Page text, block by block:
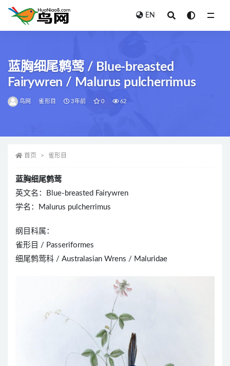
EN
蓝胸细尾鹩莺 / Blue-breasted
Fairywren / Malurus pulcherrimus
鸟网 雀形目 3年前 0 62
首页 雀形目
蓝胸细尾鹩莺
英文名：Blue-breasted Fairywren
学名：Malurus pulcherrimus
纲目科属：
雀形目 / Passeriformes
细尾鹩莺科 / Australasian Wrens / Maluridae